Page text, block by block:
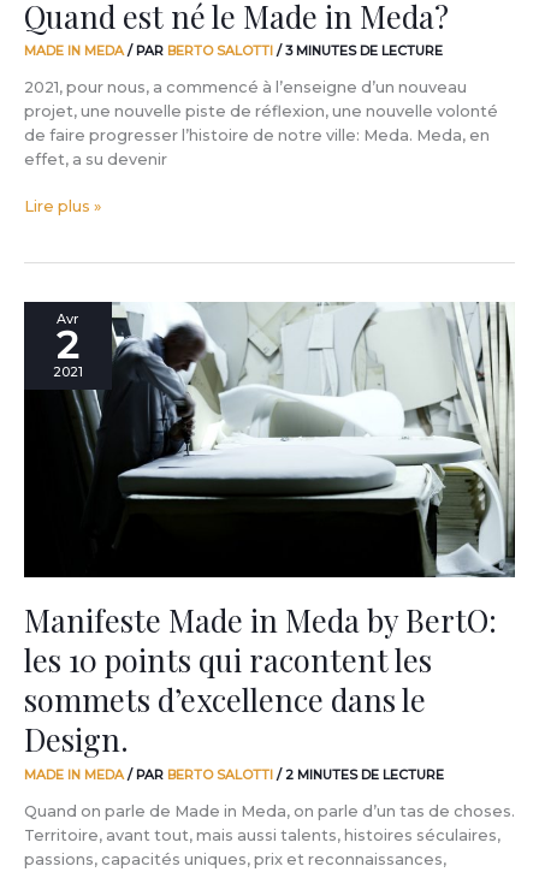
Quand est né le Made in Meda?
MADE IN MEDA/ PAR BERTO SALOTTI /3 MINUTES DE LECTURE
2021, pour nous, a commencé à l’enseigne d’un nouveau
projet, une nouvelle piste de réflexion, une nouvelle volonté
de faire progresser l’histoire de notre ville: Meda. Meda, en
effet, a su devenir
Lire plus »
Avr
2
2021
Manifeste Made in Meda by BertO:
les 10 points qui racontent les
sommets d’excellence dans le
Design.
MADE IN MEDA / PAR BERTO SALOTTI /2 MINUTES DE LECTURE
Quand on parle de Made in Meda, on parle d’un tas de choses.
Territoire, avant tout, mais aussi talents, histoires séculaires,
passions, capacités uniques, prix et reconnaissances,
Manifeste
Made
les
d’excellence
dans
le
Design.